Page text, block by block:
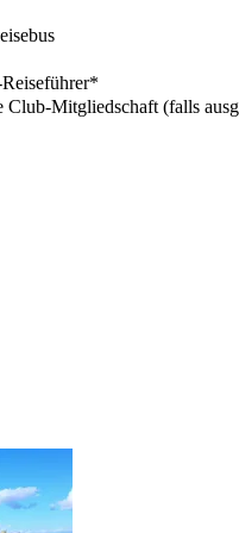
Club-Mitgliedschaft (falls